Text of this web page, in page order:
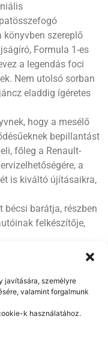
javítására, személyre
valamint forgalmunk
k használatához.
könyvben szereplő
Formula 1-es
a legendás foci
Nem utolsó sorban
eladdig ígéretes
hogy a mesélő
bepillantást
főleg a Renault-
a
is kiváltó újításaikra,
bécsi barátja, részben
felkészítője,